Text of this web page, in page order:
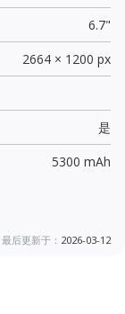
6.7"
2664 × 1200 px
是
5300 mAh
最后更新于： 2026-03-12